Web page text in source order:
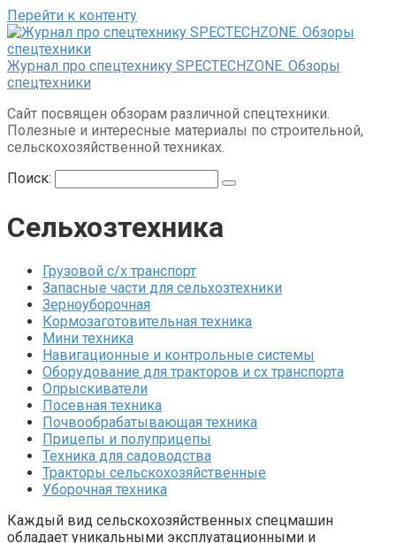
Перейти к контенту
Журнал про спецтехнику SPECTECHZONE. Обзоры
спецтехники
Сайт посвящен обзорам различной спецтехники.
Полезные и интересные материалы по строительной,
сельскохозяйственной техниках.
Поиск:
Сельхозтехника
Грузовой с/х транспорт
Запасные части для сельхозтехники
Зерноуборочная
Кормозаготовительная техника
Мини техника
Навигационные и контрольные системы
Оборудование для тракторов и сх транспорта
Опрыскиватели
Посевная техника
Почвообрабатывающая техника
Прицепы и полуприцепы
Техника для садоводства
Тракторы сельскохозяйственные
Уборочная техника
Каждый вид сельскохозяйственных спецмашин
обладает уникальными эксплуатационными и